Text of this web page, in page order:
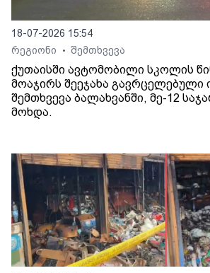
18-07-2026 15:54
რეგიონი
• შემთხვევა
ქუთაისში ავტომობილი სკოლის
მოაჯირს შეეჯახა გავრცელებული
შემთხვევა ბალახვანში, მე-12
მოხდა.